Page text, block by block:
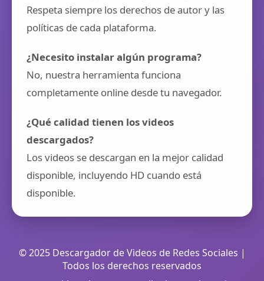
Respeta siempre los derechos de autor y las
políticas de cada plataforma.
¿Necesito instalar algún programa?
No, nuestra herramienta funciona
completamente online desde tu navegador.
¿Qué calidad tienen los videos
descargados?
Los videos se descargan en la mejor calidad
disponible, incluyendo HD cuando está
disponible.
© 2025 Descargador de Videos de Redes Sociales |
Todos los derechos reservados